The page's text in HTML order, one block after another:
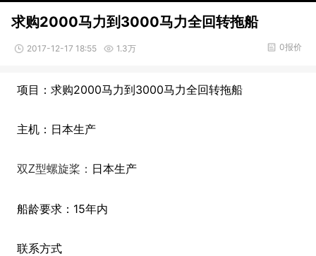
求购2000马力到3000马力全回转拖船
2017-12-17 18:55 1.3万 0报价
项目：求购2000马力到3000马力全回转拖船
主机：日本生产
双Z型螺旋桨： 日本生产
船龄要求：15年内
联系方式